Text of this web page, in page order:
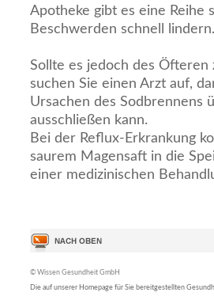
Apotheke gibt es eine Reihe
Beschwerden schnell lindern.
Sollte es jedoch des
suchen Sie einen Arzt auf,
Ursachen des Sodbrennens
ausschließen kann.
Bei der Reflux-Erkrankung
saurem Magensaft in die
einer medizinischen
© Wissen Gesundheit GmbH
Die auf unserer Homepage für Sie bereitgestellten